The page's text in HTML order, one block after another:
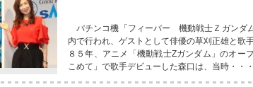
パチンコ機「フィーバー 機動戦士Ｚガンダ
内で行われ、ゲストとして俳優の草刈正雄と
８５年、アニメ「機動戦士Ζガンダム」のオー
こめて」で歌手デビューした森口は、当時・・・